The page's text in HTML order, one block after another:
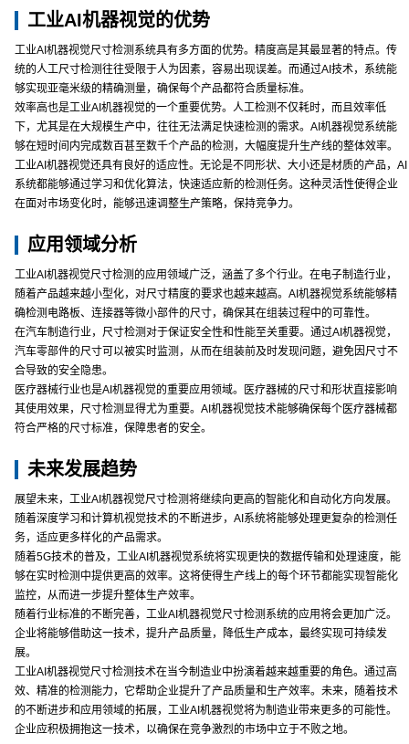
工业AI机器视觉的优势
工业AI机器视觉尺寸检测系统具有多方面的优势。精度高是其最显著的特点。传
统的人工尺寸检测往往受限于人为因素，容易出现误差。而通过AI技术，系统能
够实现亚毫米级的精确测量，确保每个产品都符合质量标准。
效率高也是工业AI机器视觉的一个重要优势。人工检测不仅耗时，而且效率低
下，尤其是在大规模生产中，往往无法满足快速检测的需求。AI机器视觉系统能
够在短时间内完成数百甚至数千个产品的检测，大幅度提升生产线的整体效率。
工业AI机器视觉还具有良好的适应性。无论是不同形状、大小还是材质的产品，AI
系统都能够通过学习和优化算法，快速适应新的检测任务。这种灵活性使得企业
在面对市场变化时，能够迅速调整生产策略，保持竞争力。
应用领域分析
工业AI机器视觉尺寸检测的应用领域广泛，涵盖了多个行业。在电子制造行业，
随着产品越来越小型化，对尺寸精度的要求也越来越高。AI机器视觉系统能够精
确检测电路板、连接器等微小部件的尺寸，确保其在组装过程中的可靠性。
在汽车制造行业，尺寸检测对于保证安全性和性能至关重要。通过AI机器视觉，
汽车零部件的尺寸可以被实时监测，从而在组装前及时发现问题，避免因尺寸不
合导致的安全隐患。
医疗器械行业也是AI机器视觉的重要应用领域。医疗器械的尺寸和形状直接影响
其使用效果，尺寸检测显得尤为重要。AI机器视觉技术能够确保每个医疗器械都
符合严格的尺寸标准，保障患者的安全。
未来发展趋势
展望未来，工业AI机器视觉尺寸检测将继续向更高的智能化和自动化方向发展。
随着深度学习和计算机视觉技术的不断进步，AI系统将能够处理更复杂的检测任
务，适应更多样化的产品需求。
随着5G技术的普及，工业AI机器视觉系统将实现更快的数据传输和处理速度，能
够在实时检测中提供更高的效率。这将使得生产线上的每个环节都能实现智能化
监控，从而进一步提升整体生产效率。
随着行业标准的不断完善，工业AI机器视觉尺寸检测系统的应用将会更加广泛。
企业将能够借助这一技术，提升产品质量，降低生产成本，最终实现可持续发
展。
工业AI机器视觉尺寸检测技术在当今制造业中扮演着越来越重要的角色。通过高
效、精准的检测能力，它帮助企业提升了产品质量和生产效率。未来，随着技术
的不断进步和应用领域的拓展，工业AI机器视觉将为制造业带来更多的可能性。
企业应积极拥抱这一技术，以确保在竞争激烈的市场中立于不败之地。